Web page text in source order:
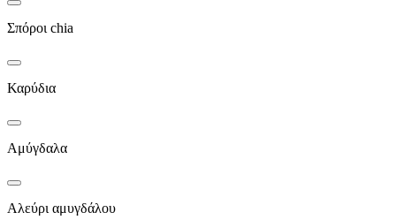
Σπόροι chia
Καρύδια
Αμύγδαλα
Αλεύρι αμυγδάλου